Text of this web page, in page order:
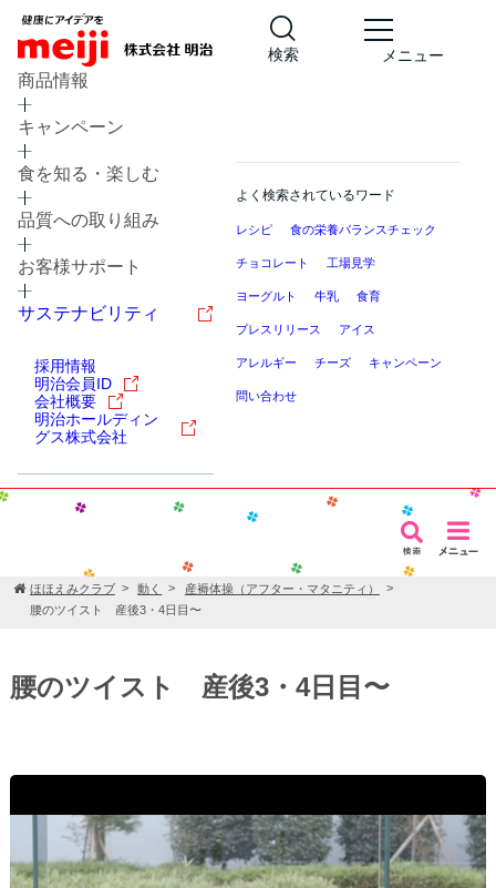
検索 メニュー
商品情報
キャンペーン
食を知る・楽しむ
品質への取り組み
お客様サポート
サステナビリティ
採用情報
明治会員ID
会社概要
明治ホールディン
グス株式会社
よく検索されているワード
レシピ 食の栄養バランスチェック
チョコレート 工場見学
ヨーグルト 牛乳 食育
プレスリリース アイス
アレルギー チーズ キャンペーン
問い合わせ
ほほえみクラブ 動く
産褥体操（アフター・マタニティ）
腰のツイスト 産後3・4日目〜
腰のツイスト 産後3・4日目〜